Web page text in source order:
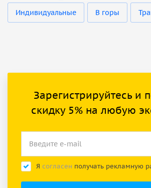
Индивидуальные В горы
Зарегистрируйтесь и
скидку 5% на любую
Я согласен получать рекламную